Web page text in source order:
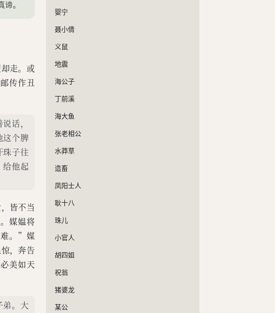
。
走。或
传作丑
话，
这个脾
珠子往
给他起
皆不当
媒媪将
难。”媒
，奔告
美如天
弟。大
婴宁
聂小倩
义鼠
地震
海公子
丁前溪
海大鱼
张老相公
水莽草
造畜
凤阳士人
耿十八
珠儿
小官人
胡四姐
祝翁
猪婆龙
某公